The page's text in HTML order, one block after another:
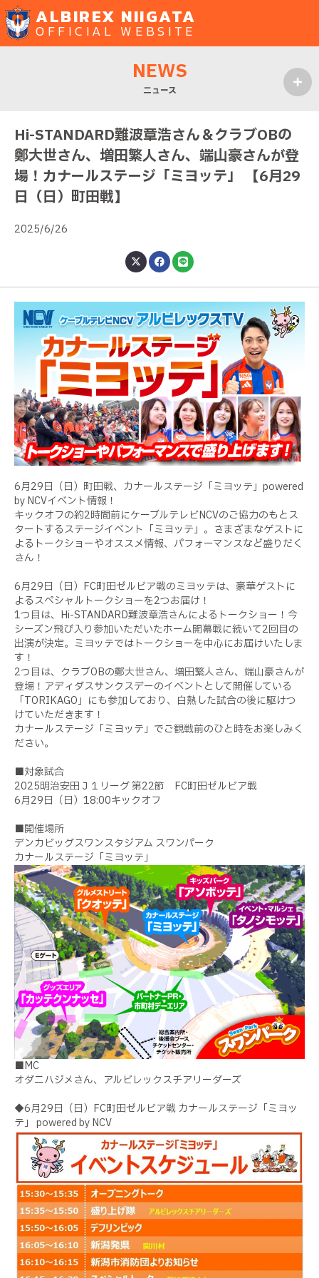
ALBIREX NIIGATA
OFFICIAL WEBSITE
NEWS
ニュース
Hi-STANDARD難波章浩さん＆クラブOBの
鄭大世さん、増田繁人さん、端山豪さんが登
場！カナールステージ「ミヨッテ」 【6月29
日（日）町田戦】
2025/6/26
6月29日（日）町田戦、カナールステージ「ミヨッテ」powered
by NCVイベント情報！
キックオフの約2時間前にケーブルテレビNCVのご協力のもとス
タートするステージイベント「ミヨッテ」。さまざまなゲストに
よるトークショーやオススメ情報、パフォーマンスなど盛りだく
さん！
6月29日（日）FC町田ゼルビア戦のミヨッテは、豪華ゲストに
よるスペシャルトークショーを2つお届け！
1つ目は、Hi-STANDARD難波章浩さんによるトークショー！今
シーズン飛び入り参加いただいたホーム開幕戦に続いて2回目の
出演が決定。ミヨッテではトークショーを中心にお届けいたしま
す！
2つ目は、クラブOBの鄭大世さん、増田繁人さん、端山豪さんが
登場！アディダスサンクスデーのイベントとして開催している
「TORIKAGO」にも参加しており、白熱した試合の後に駆けつ
けていただきます！
カナールステージ「ミヨッテ」でご観戦前のひと時をお楽しみく
ださい。
■対象試合
2025明治安田Ｊ１リーグ 第22節 FC町田ゼルビア戦
6月29日（日）18:00キックオフ
■開催場所
デンカビッグスワンスタジアム スワンパーク
カナールステージ「ミヨッテ」
■MC
オダニハジメさん、アルビレックスチアリーダーズ
◆6月29日（日）FC町田ゼルビア戦 カナールステージ「ミヨッ
テ」 powered by NCV